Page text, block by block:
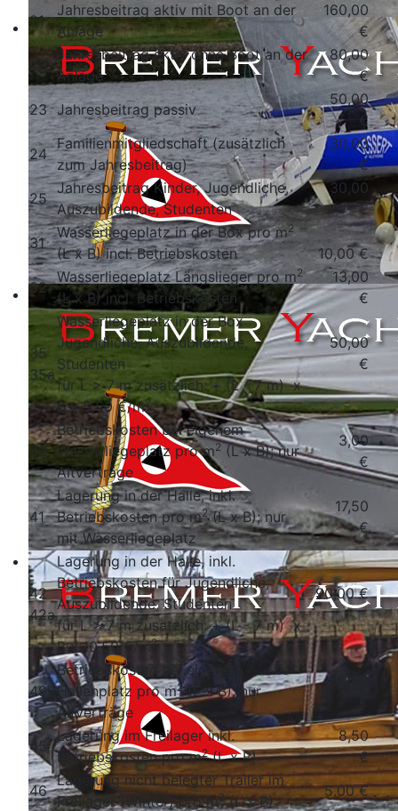
21
Jahresbeitrag aktiv mit Boot an der
Anlage
160,00
€
22
Jahresbeitrag aktiv ohne Boot an der
Anlage
80,00
€
23 Jahresbeitrag passiv
50,00
€
24
Familienmitgliedschaft (zusätzlich
zum Jahresbeitrag)
30,00
€
25
Jahresbeitrag Kinder, Jugendliche,
Auszubildende, Studenten
30,00
€
31
Wasserliegeplatz in der Box pro m2
(L x B) incl. Betriebskosten
10,00 €
32
Wasserliegeplatz Längslieger pro m2
(L x B) incl. Betriebskosten
13,00
€
35
35a
Wasserliegeplatz in der Box
Jugendliche, Auszubildende,
Studenten
für L > 7 m zusätzlich: + (L - 7 m) x
B x 5,50 €/m2
50,00
€
39
Betriebskosten bei eigenem
Wasserliegeplatz pro m2 (L x B); nur
Altverträge
3,00
€
41
Lagerung in der Halle, inkl.
Betriebskosten pro m2(L x B); nur
mit Wasserliegeplatz
17,50
€
42
42a
Lagerung in der Halle, inkl.
Betriebskosten für Jugendliche,
Auszubildende, Studenten
für L > 7 m zusätzlich: + (L - 7 m) x
B x 10,50 €/m2
90,00 €
49
Betriebskosten bei eigenem
Hallenplatz pro m2(L x B); nur
Altverträge
6,50
45
Lagerung im Freilager inkl.
Betriebskosten pro m2(L x B)
8,50
€
46
Lagerung nicht belegter Trailer im
Freilager (Winter) pro m2(L x B)
5,00 €